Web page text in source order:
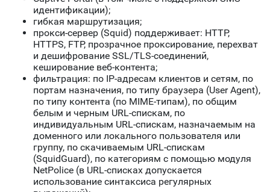
идентификации);
гибкая маршрутизация;
прокси-сервер (Squid) поддерживает: HTTP,
HTTPS, FTP, прозрачное проксирование, перехват
и дешифрование SSL/TLS-соединений,
кеширование веб-контента;
фильтрация: по IP-адресам клиентов и сетям, по
портам назначения, по типу браузера (User Agent),
по типу контента (по MIME-типам), по общим
белым и черным URL-спискам, по
индивидуальным URL-спискам, назначаемым на
доменного или локального пользователя или
группу, по скачиваемым URL-спискам
(SquidGuard), по категориям с помощью модуля
NetPolice (в URL-списках допускается
использование синтаксиса регулярных